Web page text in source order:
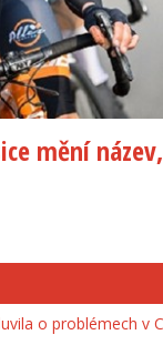
mění
o problémech v